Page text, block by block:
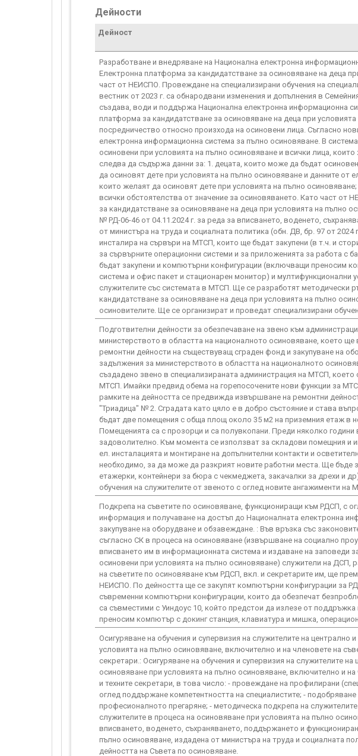
Дейности
Дейност
Разработване и внедряване на Национална електронна
Електронна платформа за кандидатстване за осиновяване на деца
част от НЕИСПО. Провеждане на специализирани обучения на
вестник от 2023 г. са обнародвани изменения и допълнения в
създава, води и поддържа Национална електронна информационна
платформа за кандидатстване за осиновяване на деца при
посредничество относно произхода на осиновени лица. Съгласно
електронна информационна система за пълно осиновяване. В
осиновени при условията на пълно осиновяване и всички лица,
следва да съдържа данни за: 1. децата, които може да бъдат
да осиновят дете при условията на пълно осиновяване и данните от
които желаят да осиновят дете при условията на пълно
всички обстоятелства от значение за осиновяването. Като част
за кандидатстване за осиновяване на деца при условията на
№ РД-06-46 от 04.11.2024 г. за реда за вписването, воденето,
от министъра на труда и социалната политика (обн. ДВ, бр. 97 от
инсталира на сървъри на МТСП, които ще бъдат закупени (в т.ч. и
за сървърните операционни системи и за приложенията за работа с
бъдат закупени и компютърни конфигурации (включващи преносим
система и офис пакет и стационарен монитор) и
служителите със системата в МТСП. Ще се разработят
кандидатстване за осиновяване на деца при условията на пълно
осиновителите. Ще се организират и проведат специализирани
Подготвителни дейности за обезпечаване на звено към
министерството в областта на националното осиновяване, което
ремонтни дейности на съществуващ сграден фонд и закупуване на
задължения за министерството в областта на националното
създадено звено в специализираната администрация на МТСП,
МТСП. Имайки предвид обема на горепосочените нови функции за
рамките на дейността се предвижда извършване на ремонтни
"Триадица" № 2. Сградата като цяло е в добро състояние и става
бъдат две помещения с обща площ около 35 м2 на приземния етаж в
Помещенията са с прозорци и са полувкопани. Преди няколко
задоволително. Към момента се използват за складови помещния
ел. инсталацията и монтиране на допълнителни контакти и
необходимо, за да може да разкрият новите работни места. Ще
етажерки, контейнери за бюра с чекмеджета, закачалки за дрехи и
обучения на служителите от звеното с оглед новите ангажименти на
Подкрепа на съветите по осиновяване, функциониращи към РДСП, с
информация и получаване на достъп до Националната електронна
закупуване на оборудване и обзавеждане. : Във връзка със
съгласно СК в процеса на осиновяване (извършване на социално
вписването им в информационната система и издаване на заповеди
осиновени при условията на пълно осиновяване) служители на ДСП,
на съветите по осиновяване към РДСП, вкл. и секретарите им, ще
НЕИСПО. По дейността ще се закупят компютърни конфигурации за
съвременни компютърни конфигурации, които да обезпечат
са съвместими с Уиндоус 10, който предстои да излезе от
преносим компютър с докинг станция, клавиатура и мишка,
Осигуряване на обучения и супервизия на служителите на
условията на пълно осиновяване, включително и на членовете на
секретари.: Осигуряване на обучения и супервизия на служителите
осиновяване при условията на пълно осиновяване, включително и
и техните секретари, в това число: - провеждане на профилирани
оглед поддържане компетентността на специалистите; -
професионалното прегаряне; - методическа подкрепа на
служителите в процеса на осиновяване при условията на пълно
вписването, воденето, съхраняването, поддържането и
пълно осиновяване, издадена от министъра на труда и социалната
дейността на Съвета по осиновяване.